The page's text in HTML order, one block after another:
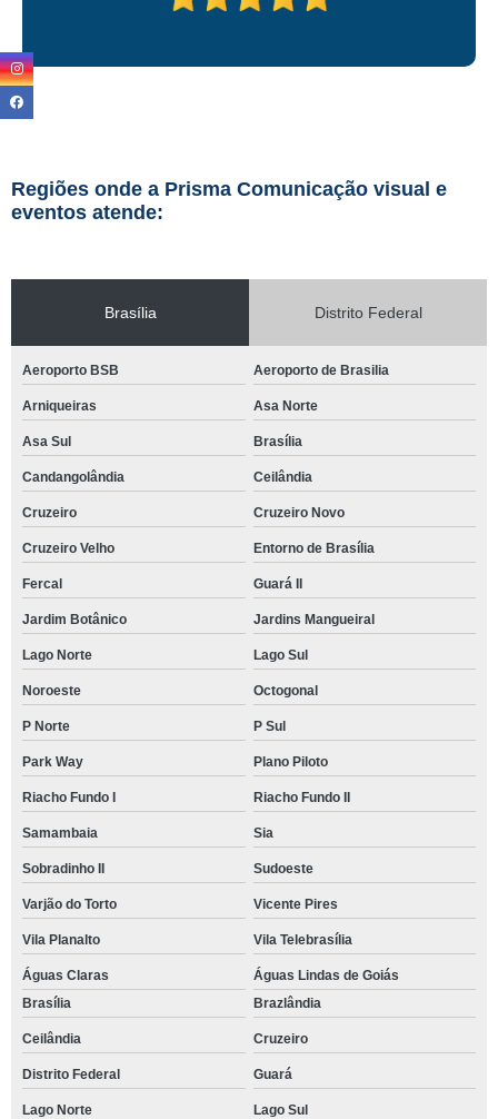
Regiões onde a Prisma Comunicação visual e
eventos atende:
Brasília Distrito Federal
Aeroporto BSB Aeroporto de Brasilia
Arniqueiras Asa Norte
Asa Sul Brasília
Candangolândia Ceilândia
Cruzeiro Cruzeiro Novo
Cruzeiro Velho Entorno de Brasília
Fercal Guará II
Jardim Botânico Jardins Mangueiral
Lago Norte Lago Sul
Noroeste Octogonal
P Norte P Sul
Park Way Plano Piloto
Riacho Fundo I Riacho Fundo II
Samambaia Sia
Sobradinho II Sudoeste
Varjão do Torto Vicente Pires
Vila Planalto Vila Telebrasília
Águas Claras
Águas Lindas de Goiás
Brasília
Brazlândia
Ceilândia Cruzeiro
Distrito Federal Guará
Lago Norte Lago Sul